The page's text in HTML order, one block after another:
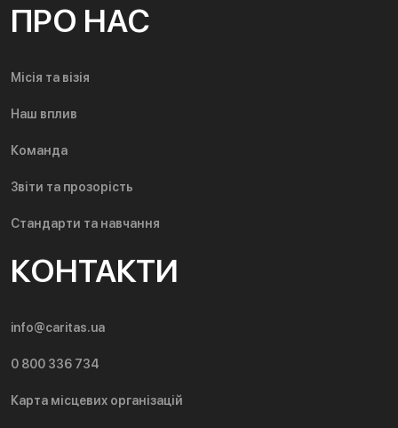
ПРО НАС
Місія та візія
Наш вплив
Команда
Звіти та прозорість
Стандарти та навчання
КОНТАКТИ
info@caritas.ua
0 800 336 734
Карта місцевих організацій